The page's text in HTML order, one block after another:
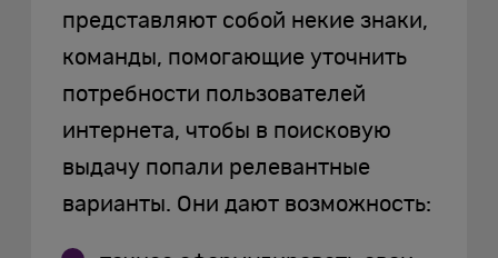
представляют собой некие знаки,
команды, помогающие уточнить
потребности пользователей
интернета, чтобы в поисковую
выдачу попали релевантные
варианты. Они дают возможность: